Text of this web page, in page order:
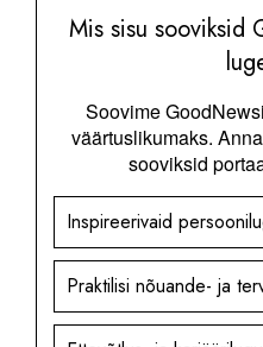
Mis sisu sooviksid
Soovime
väärtuslikumaks.
sooviksid
Inspireerivaid
Praktilisi nõuande- ja